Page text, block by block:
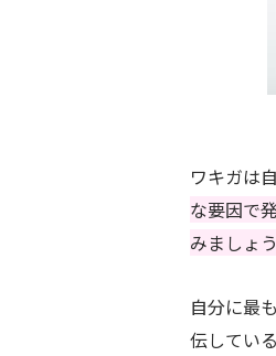
ワキガは
な要因で
みましょう
自分に最
伝してい